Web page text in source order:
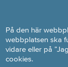
På den här
webbplatsen ska
vidare eller på
cookies.